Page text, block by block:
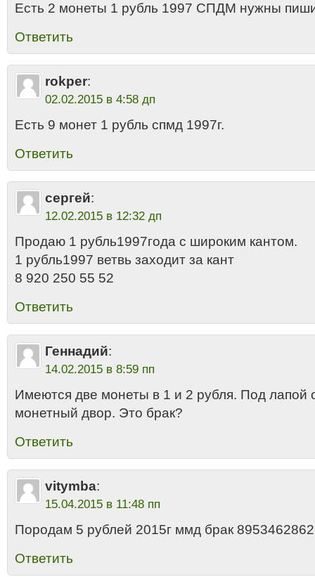
Есть 2 монеты 1 рубль 1997 СПДМ нужны
Ответить
rokper:
02.02.2015 в 4:58 дп
Есть 9 монет 1 рубль спмд 1997г.
Ответить
сергей:
12.02.2015 в 12:32 дп
Продаю 1 рубль1997года с широким кантом.
1 рубль1997 ветвь заходит за кант
8 920 250 55 52
Ответить
Геннадий:
14.02.2015 в 8:59 пп
Имеются две монеты в 1 и 2 рубля. Под лапой
монетный двор. Это брак?
Ответить
vitymba:
15.04.2015 в 11:48 пп
Породам 5 рублей 2015г ммд брак
Ответить